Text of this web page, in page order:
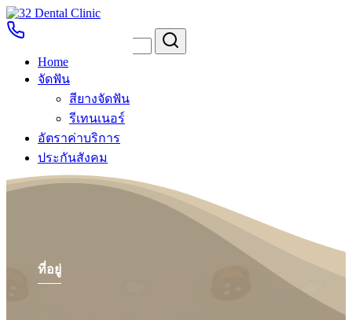
Skip
to
content
Home
จัดฟัน
สียางจัดฟัน
รีเทนเนอร์
อัตราค่าบริการ
ประกันสังคม
รีวิวการให้บริการ
Home
จัดฟัน
Search
จัดฟัน (Braces)
จัดฟัน (Braces)
ที่อยู่